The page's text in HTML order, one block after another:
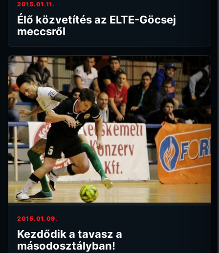
2015.01.11.
Élő közvetítés az ELTE-Göcsej
meccsről
2015.01.09.
Kezdődik a tavasz a
másodosztályban!